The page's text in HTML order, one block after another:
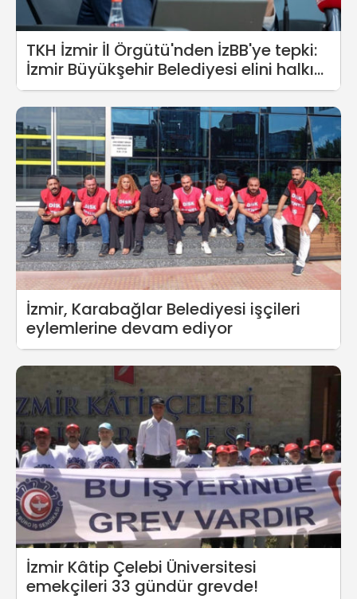
TKH İzmir İl Örgütü'nden İzBB'ye tepki:
İzmir Büyükşehir Belediyesi elini halkın
cebinden çekmelidir!
İzmir, Karabağlar Belediyesi işçileri
eylemlerine devam ediyor
İzmir Kâtip Çelebi Üniversitesi
emekçileri 33 gündür grevde!